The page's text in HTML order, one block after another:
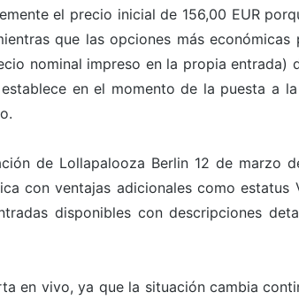
el precio inicial de 156,00 EUR
que las opciones más económicas
nominal impreso en la propia
en el momento de la puesta a
de Lollapalooza Berlin 12 de marzo
con ventajas adicionales como
disponibles con descripciones
en vivo, ya que la situación cambia